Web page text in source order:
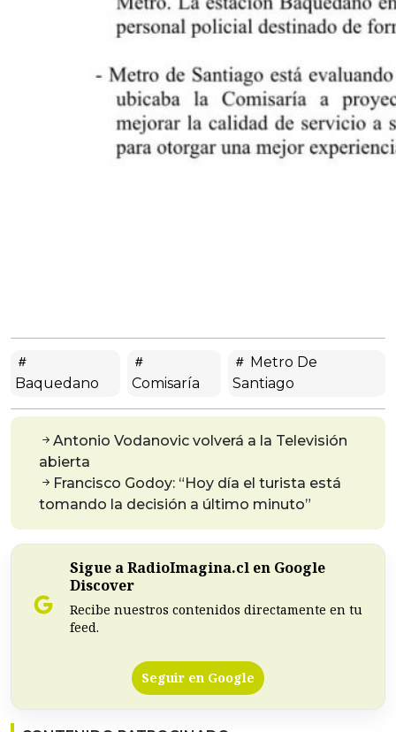
Baquedano Comisaría
Metro De
Santiago
Antonio Vodanovic volverá a la Televisión
abierta
Francisco Godoy: “Hoy día el turista está
tomando la decisión a último minuto”
Sigue a RadioImagina.cl en Google
Discover
Recibe nuestros contenidos directamente en tu
feed.
Seguir en Google